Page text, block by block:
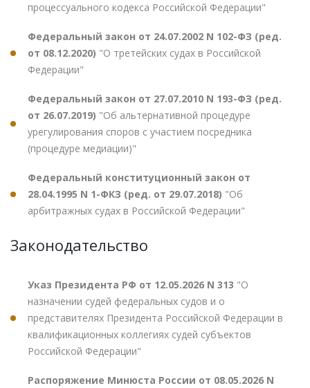
процессуального кодекса Российской Федерации"
Федеральный закон от 24.07.2002 N 102-ФЗ (ред.
от 08.12.2020) "О третейских судах в Российской
Федерации"
Федеральный закон от 27.07.2010 N 193-ФЗ (ред.
от 26.07.2019) "Об альтернативной процедуре
урегулирования споров с участием посредника
(процедуре медиации)"
Федеральный конституционный закон от
28.04.1995 N 1-ФКЗ (ред. от 29.07.2018) "Об
арбитражных судах в Российской Федерации"
Законодательство
Указ Президента РФ от 12.05.2026 N 313 "О
назначении судей федеральных судов и о
представителях Президента Российской Федерации в
квалификационных коллегиях судей субъектов
Российской Федерации"
Распоряжение Минюста России от 08.05.2026 N